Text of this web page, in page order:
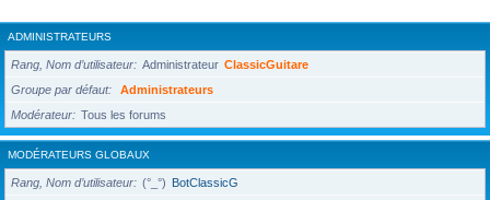
ADMINISTRATEURS
Rang, Nom d’utilisateur Administrateur ClassicGuitare
Groupe par défaut
Administrateurs
Modérateur
Tous les forums
MODÉRATEURS GLOBAUX
Rang, Nom d’utilisateur (°_°) BotClassicG